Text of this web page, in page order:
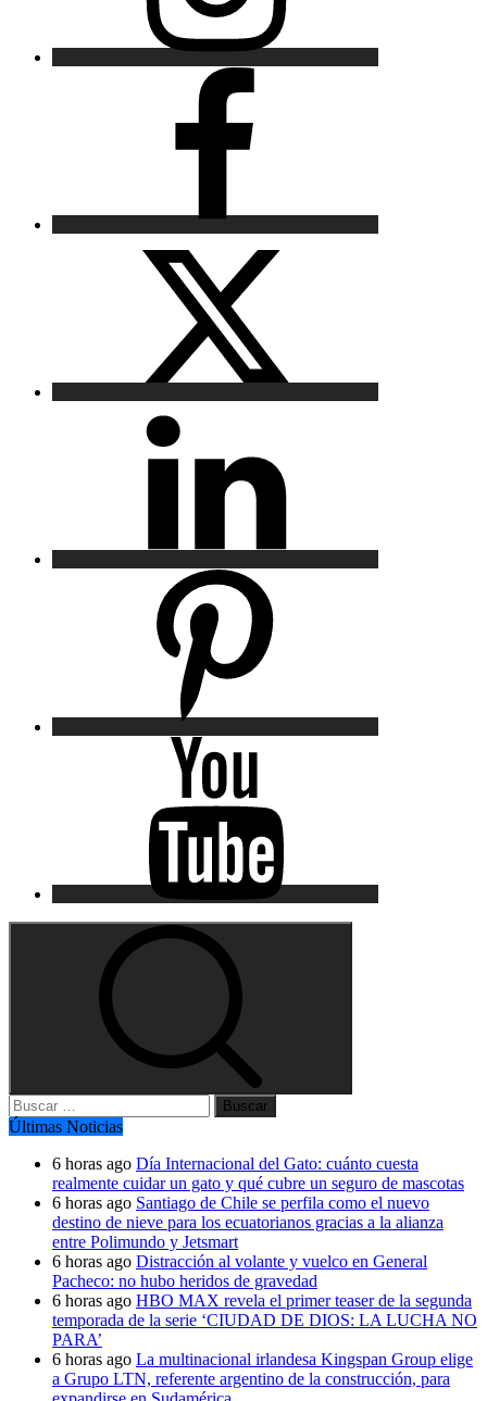
Buscar:
Últimas Noticias
6 horas ago Día Internacional del Gato: cuánto cuesta
realmente cuidar un gato y qué cubre un seguro de mascotas
6 horas ago Santiago de Chile se perfila como el nuevo
destino de nieve para los ecuatorianos gracias a la alianza
entre Polimundo y Jetsmart
6 horas ago Distracción al volante y vuelco en General
Pacheco: no hubo heridos de gravedad
6 horas ago HBO MAX revela el primer teaser de la segunda
temporada de la serie ‘CIUDAD DE DIOS: LA LUCHA NO
PARA’
6 horas ago La multinacional irlandesa Kingspan Group elige
a Grupo LTN, referente argentino de la construcción, para